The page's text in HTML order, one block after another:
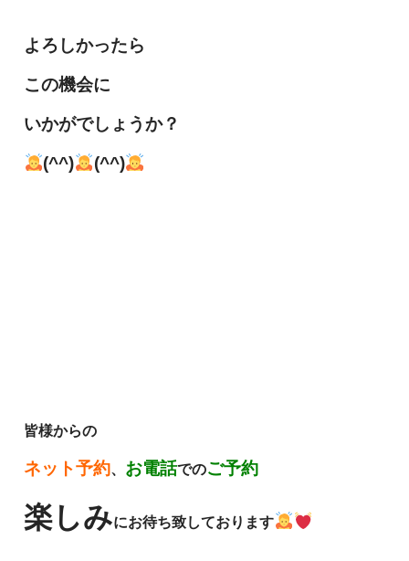
よろしかったら
この機会に
いかがでしょうか？
(^^) (^^)
皆様からの
ネット予約、 お電話でのご予約
楽しみにお待ち致しております